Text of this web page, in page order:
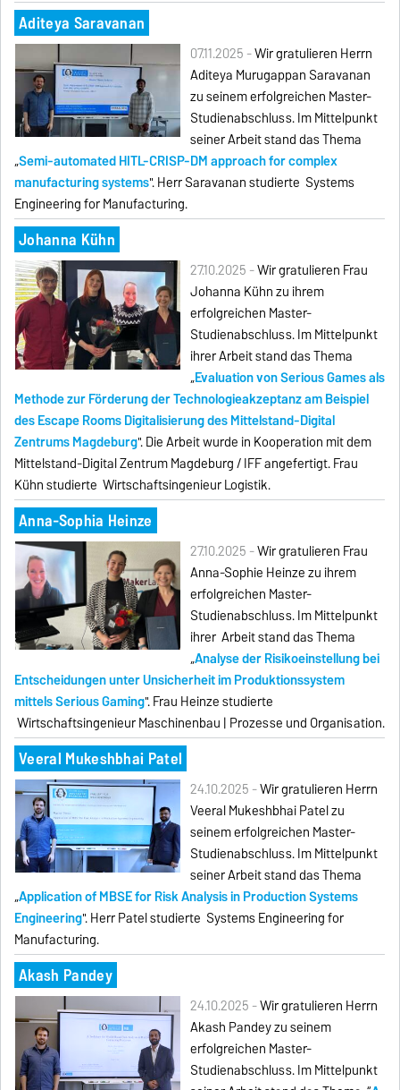
Aditeya Saravanan
07.11.2025 -Wir gratulieren Herrn
Aditeya Murugappan Saravanan
zu seinem erfolgreichen Master-
Studienabschluss. Im Mittelpunkt
seiner Arbeit stand das Thema
„Semi-automated HITL-CRISP-DM approach for complex
manufacturing systems". Herr Saravanan studierte Systems
Engineering for Manufacturing.
Johanna Kühn
27.10.2025 -Wir gratulieren Frau
Johanna Kühn zu ihrem
erfolgreichen Master-
Studienabschluss. Im Mittelpunkt
ihrer Arbeit stand das Thema
„Evaluation von Serious Games als
Methode zur Förderung der Technologieakzeptanz am Beispiel
des Escape Rooms Digitalisierung des Mittelstand-Digital
Zentrums Magdeburg". Die Arbeit wurde in Kooperation mit dem
Mittelstand-Digital Zentrum Magdeburg / IFF angefertigt. Frau
Kühn studierte Wirtschaftsingenieur Logistik.
Anna-Sophia Heinze
27.10.2025 -Wir gratulieren Frau
Anna-Sophie Heinze zu ihrem
erfolgreichen Master-
Studienabschluss. Im Mittelpunkt
ihrer Arbeit stand das Thema
„Analyse der Risikoeinstellung bei
Entscheidungen unter Unsicherheit im Produktionssystem
mittels Serious Gaming". Frau Heinze studierte
Wirtschaftsingenieur Maschinenbau | Prozesse und Organisation.
Veeral Mukeshbhai Patel
24.10.2025 -Wir gratulieren Herrn
Veeral Mukeshbhai Patel zu
seinem erfolgreichen Master-
Studienabschluss. Im Mittelpunkt
seiner Arbeit stand das Thema
„Application of MBSE for Risk Analysis in Production Systems
Engineering". Herr Patel studierte Systems Engineering for
Manufacturing.
Akash Pandey
24.10.2025 -Wir gratulieren Herrn
Akash Pandey zu seinem
erfolgreichen Master-
Studienabschluss. Im Mittelpunkt